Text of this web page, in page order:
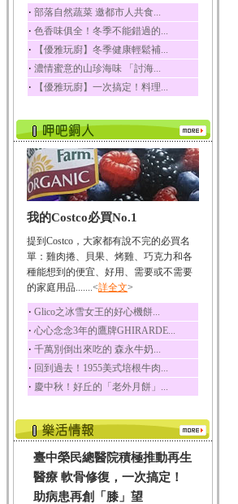
豆豉裡頭含有營養的蛋
白質、脂肪、鈣、磷...
榛果
榛果裡所含的營養素有
蛋白質、脂肪、醣類...
迷迭香
酸、迷迭香酸、植物...
咖啡
咖啡中的咖啡因會刺激
中樞神經系統，特別...
椰子
椰子含有糖類、脂肪、
荔枝
荔枝性質溫和所含的營
養素有醣類、檸檬酸...
五味子
五味子性質溫熱所含營
養成分有揮發油、檸...
草魚
草魚含有維生素A、維生
素C、及豐富的蛋白...
‧ 部落自然蔬菜 邀都市人共食...
‧ 色香味俱全！冬季不能錯過的...
‧ 【優雅玩廚】冬季健康輕鬆補...
‧ 濃情蜜意的山珍海味 「討海...
‧ 【優雅玩廚】一次搞定！料理...
我的Costco必買No.1
提到Costco，大家都有說不完的必買名
單：雞肉捲、貝果、烤雞、巧克力和各
種能想到的便宜、好用、需要或不需要
的家庭用品.......<詳全文>
‧ Glico之冰雪女王的好心機餅...
‧ 心心念念3年的鷹牌GHIRARDE...
‧ 千萬別倒出來吃的 森永牛奶...
‧ 回到過去！1955美式培根牛肉...
‧ 慶中秋！好丘的「老外月餅」...
臺中榮民總醫院積極推動再生
醫療 軟骨修復，一次搞定！
助病患再創「膝」望